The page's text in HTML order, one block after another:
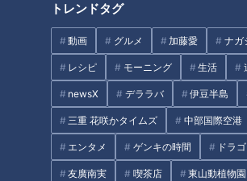
トレンドタグ
動画 グルメ 加藤愛 ナガ
レシピ モーニング 生活
newsX デララバ 伊豆半島
三重 花咲かタイムズ 中部国際空港
エンタメ ゲンキの時間 ドラ
友廣南実 喫茶店 東山動植物園
クラスの女子は『国宝』と呼
ぶ…進学校の強豪卓球部にいた
イケメン主将 歩くだけでザワつ
【キユーピ
「ゴールする喜びを、全細胞で
放送翌日に